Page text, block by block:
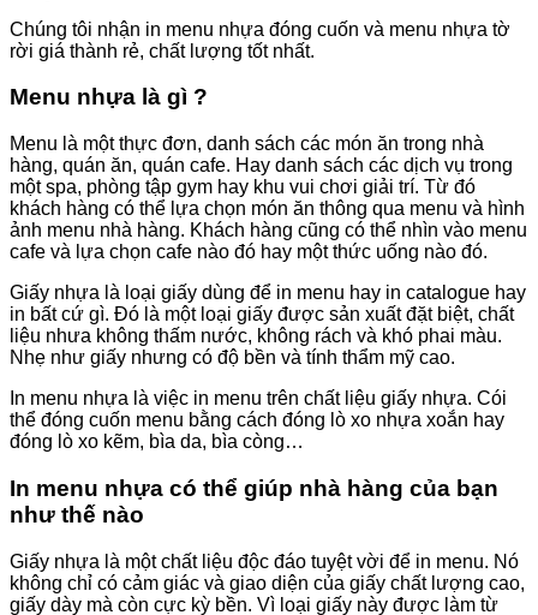
Chúng tôi nhận in menu nhựa đóng cuốn và menu nhựa tờ
rời giá thành rẻ, chất lượng tốt nhất.
Menu nhựa là gì ?
Menu là một thực đơn, danh sách các món ăn trong nhà
hàng, quán ăn, quán cafe. Hay danh sách các dịch vụ trong
một spa, phòng tập gym hay khu vui chơi giải trí. Từ đó
khách hàng có thể lựa chọn món ăn thông qua menu và hình
ảnh menu nhà hàng. Khách hàng cũng có thể nhìn vào menu
cafe và lựa chọn cafe nào đó hay một thức uống nào đó.
Giấy nhựa là loại giấy dùng để in menu hay in catalogue hay
in bất cứ gì. Đó là một loại giấy được sản xuất đặt biệt, chất
liệu nhưa không thấm nước, không rách và khó phai màu.
Nhẹ như giấy nhưng có độ bền và tính thẩm mỹ cao.
In menu nhựa là việc in menu trên chất liệu giấy nhựa. Cói
thể đóng cuốn menu bằng cách đóng lò xo nhựa xoắn hay
đóng lò xo kẽm, bìa da, bìa còng…
In menu nhựa có thể giúp nhà hàng của bạn
như thế nào
Giấy nhựa là một chất liệu độc đáo tuyệt vời để in menu. Nó
không chỉ có cảm giác và giao diện của giấy chất lượng cao,
giấy dày mà còn cực kỳ bền. Vì loại giấy này được làm từ